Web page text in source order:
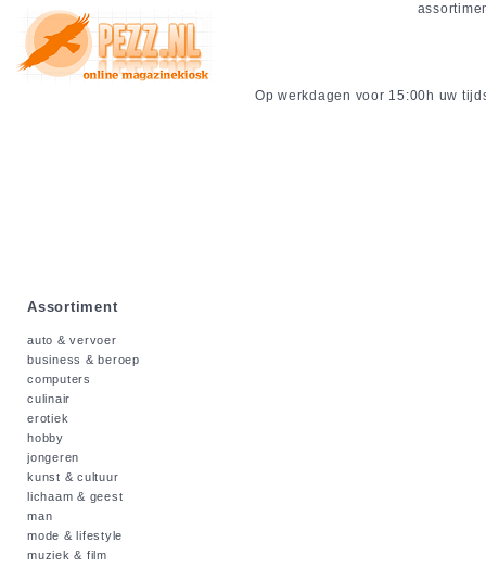
Op werkdagen voor 15:00h uw
Assortiment
auto & vervoer
business & beroep
computers
culinair
erotiek
hobby
jongeren
kunst & cultuur
lichaam & geest
man
mode & lifestyle
muziek & film